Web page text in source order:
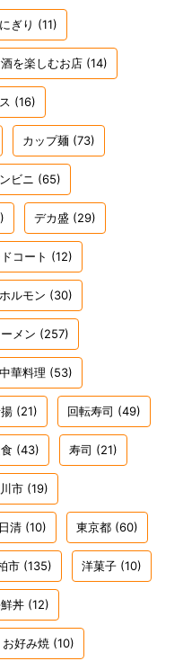
ぎり (11)
を楽しむお店 (14)
(16)
カップ麺 (73)
ビニ (65)
デカ盛 (29)
コート (12)
ホルモン (30)
メン (257)
中華料理 (53)
(21) 回転寿司 (49)
(43) 寿司 (21)
市 (19)
日清 (10) 東京都 (60)
市 (135) 洋菓子 (10)
丼 (12)
好み焼 (10)